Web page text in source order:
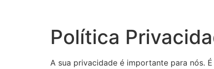
Política
A sua privacidade é importante para nós.